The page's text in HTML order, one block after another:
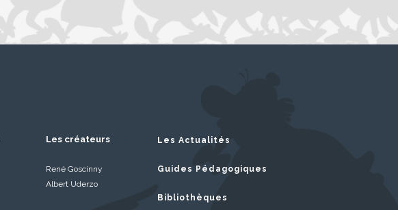
Les créateurs
René Goscinny
Albert Uderzo
Les Actualités
Guides Pédagogiques
Bibliothèques